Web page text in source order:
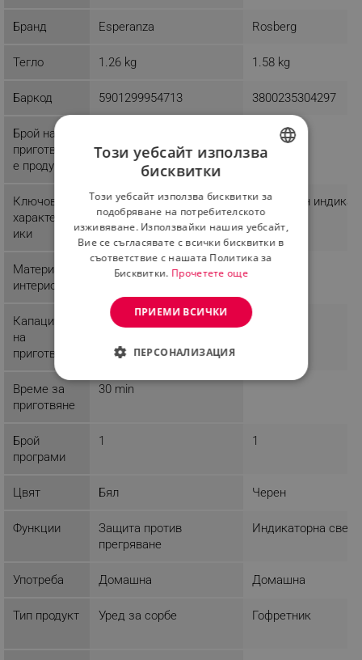
Бранд Esperanza Rosberg
Тегло 1.26 kg 1.58 kg
Баркод 5901299954713 3800235304297
Брой на
приготвянит
е продукти
Ключови
характерист
ики
Студена при допир
ръкохватка
Светлинен
Материал
интериор
Алуминий
Капацитет
на
приготвяне
0.6 l
Време за
приготвяне
30 min
Брой
програми
1 1
Цвят Бял Черен
Функции
Защита против
прегряване
Индикаторна
Употреба Домашна Домашна
Тип продукт Уред за сорбе Гофретник
Този уебсайт използва
бисквитки
Този уебсайт използва бисквитки за
подобряване на потребителското
изживяване. Използвайки нашия уебсайт,
Вие се съгласявате с всички бисквитки в
съответствие с нашата Политика за
Бисквитки. Прочетете още
ПРИЕМИ ВСИЧКИ
ПЕРСОНАЛИЗАЦИЯ
СТРОГО НЕОБХОДИМО
ТАРГЕТИРАНЕ
Строго необходимо
Ефективност
Таргетиране
Функционалност